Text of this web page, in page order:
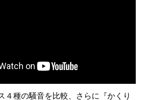
４種の騒音を比較、さらに『かくり